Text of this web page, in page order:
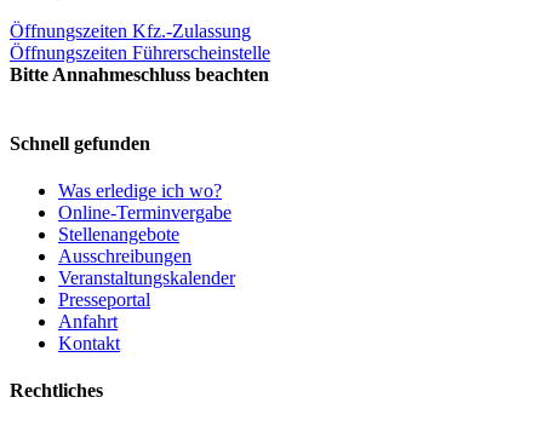
Öffnungszeiten Kfz.-Zulassung
Öffnungszeiten Führerscheinstelle
Bitte Annahmeschluss beachten
Schnell gefunden
Was erledige ich wo?
Online-Terminvergabe
Stellenangebote
Ausschreibungen
Veranstaltungskalender
Presseportal
Anfahrt
Kontakt
Rechtliches